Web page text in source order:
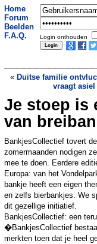
Home
Forum
Beelden
F.A.Q.
Login onthouden
« Duitse familie
vraagt
Je stoep is
van
BankjesCollectief tovert
zomermaanden nodigen
mee te doen. Eerdere
Europa: van het
bankje heeft een eigen
en zelfs bierbankjes. We
dit gezellige initiatief.
BankjesCollectief: een
�BankjesCollectief
merkten toen dat je heel